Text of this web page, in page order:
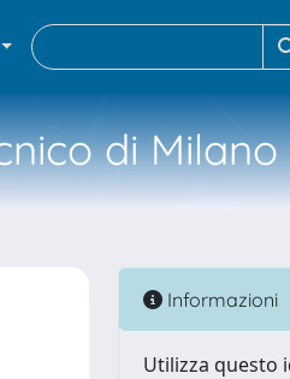
di Milano
Informazioni
Utilizza questo